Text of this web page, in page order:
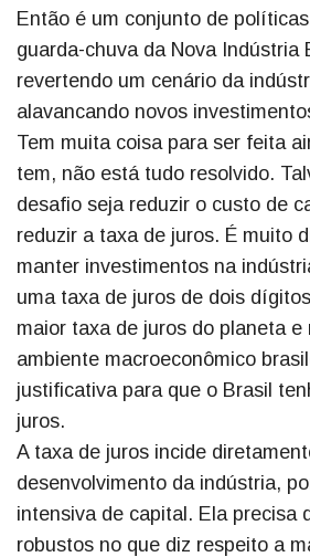
Então é um conjunto de
guarda-chuva da Nova Indústria
revertendo um cenário da
alavancando novos
Tem muita coisa para ser feita
tem, não está tudo resolvido.
desafio seja reduzir o custo de
reduzir a taxa de juros. É muito
manter investimentos na
uma taxa de juros de dois
maior taxa de juros do planeta e
ambiente macroeconômico
justificativa para que o Brasil
juros.
A taxa de juros incide
desenvolvimento da indústria,
intensiva de capital. Ela precisa
robustos no que diz respeito a